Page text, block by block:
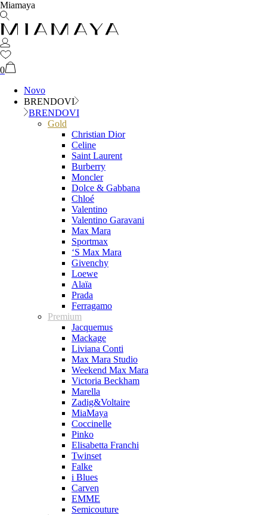
Miamaya
0
Novo
BRENDOVI
BRENDOVI
Gold
Christian Dior
Celine
Saint Laurent
Burberry
Moncler
Dolce & Gabbana
Chloé
Valentino
Valentino Garavani
Max Mara
Sportmax
‘S Max Mara
Givenchy
Loewe
Alaïa
Prada
Ferragamo
Premium
Jacquemus
Mackage
Liviana Conti
Max Mara Studio
Weekend Max Mara
Victoria Beckham
Marella
Zadig&Voltaire
MiaMaya
Coccinelle
Pinko
Elisabetta Franchi
Twinset
Falke
i Blues
Carven
EMME
Semicouture